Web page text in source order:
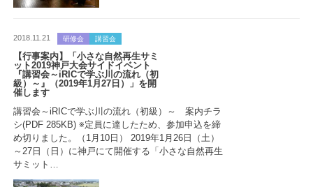
2018.11.21 研修会 講習会
【行事案内】「小さな自然再生サミ
ット2019神戸大会サイドイベント
『講習会～iRICで学ぶ川の流れ（初
級）～』（2019年1月27日）」を開
催します
講習会～iRICで学ぶ川の流れ（初級）～ 案内チラ
シ(PDF 285KB) ※定員に達したため、参加申込を締
め切りました。（1月10日） 2019年1月26日（土）
～27日（日）に神戸にて開催する「小さな自然再生
サミット…